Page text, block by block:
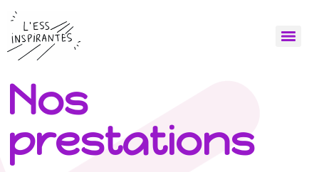
Nos
prestations